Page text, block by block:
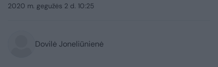
2020 m. gegužės 2 d. 10:25
Dovilė Joneliūnienė